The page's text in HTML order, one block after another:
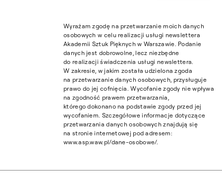
Wyrażam zgodę na przetwarzanie moich danych
osobowych w celu realizacji usługi newslettera
Akademii Sztuk Pięknych w Warszawie. Podanie
danych jest dobrowolne, lecz niezbędne
do realizacji świadczenia usługi newslettera.
W zakresie, w jakim została udzielona zgoda
na przetwarzanie danych osobowych, przysługuje
prawo do jej cofnięcia. Wycofanie zgody nie wpływa
na zgodność prawem przetwarzania,
którego dokonano na podstawie zgody przed jej
wycofaniem. Szczegółowe informacje dotyczące
przetwarzania danych osobowych znajdują się
na stronie internetowej pod adresem:
www.asp.waw.pl/dane-osobowe/.